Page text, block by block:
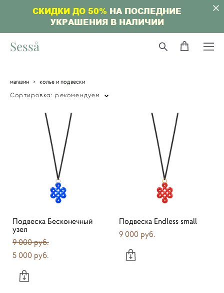
СКИДКИ ДО 50% НА ПОСЛЕДНИЕ
УКРАШЕНИЯ В НАЛИЧИИ
Sesså
магазин > колье и подвески
Сортировка: рекомендуем
Подвеска Бесконечный
узел
9 000 pуб.
5 000 pуб.
Подвеска Endless small
9 000 pуб.